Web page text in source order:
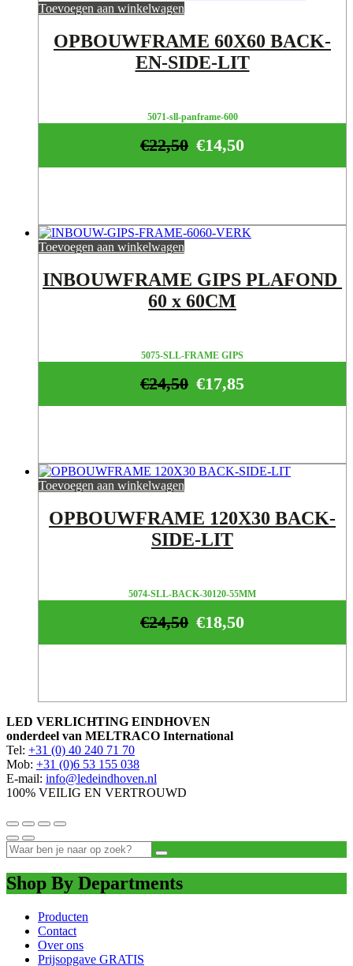
Toevoegen aan winkelwagen
OPBOUWFRAME 60X60 BACK-
EN-SIDE-LIT
5071-sll-panframe-600
€14,50
€22,50
Toevoegen aan winkelwagen
INBOUWFRAME GIPS PLAFOND
60 x 60CM
5075-SLL-FRAME GIPS
€17,85
€24,50
Toevoegen aan winkelwagen
OPBOUWFRAME 120X30 BACK-
SIDE-LIT
5074-SLL-BACK-30120-55MM
€18,50
€24,50
LED VERLICHTING EINDHOVEN
onderdeel van MELTRACO International
Tel: +31 (0) 40 240 71 70
Mob: +31 (0)6 53 155 038
E-mail: info@ledeindhoven.nl
100% VEILIG EN VERTROUWD
Shop By Departments
Producten
Contact
Over ons
Prijsopgave GRATIS